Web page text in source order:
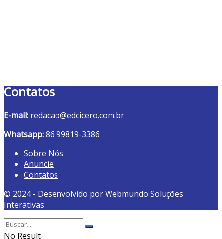
Contatos
E-mail: redacao@edcicero.com.br
Whatsapp:86 99819-3386
Sobre Nós
Anuncie
Contatos
© 2024 - Desenvolvido por Webmundo Soluções
Interativas
No Result